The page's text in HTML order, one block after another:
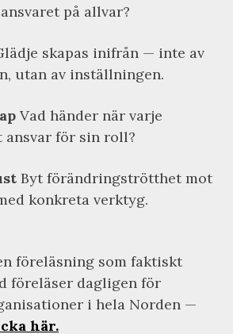
på allvar?
skapas inifrån — inte av
utan av inställningen.
Vad händer när varje
för sin roll?
Byt förändringströtthet mot
konkreta verktyg.
föreläsning som faktiskt
föreläser dagligen för
i hela Norden —
här.